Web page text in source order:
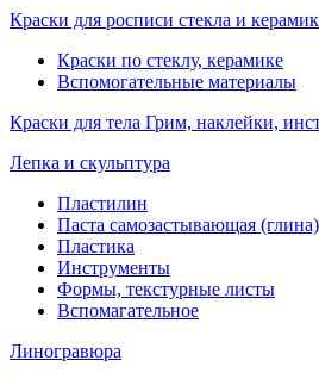
Краски для росписи стекла и
Краски по стеклу, керамике
Вспомогательные материалы
Краски для тела Грим, наклейки,
Лепка и скульптура
Пластилин
Паста самозастывающая (глина)
Пластика
Инструменты
Формы, текстурные листы
Вспомагательное
Линогравюра